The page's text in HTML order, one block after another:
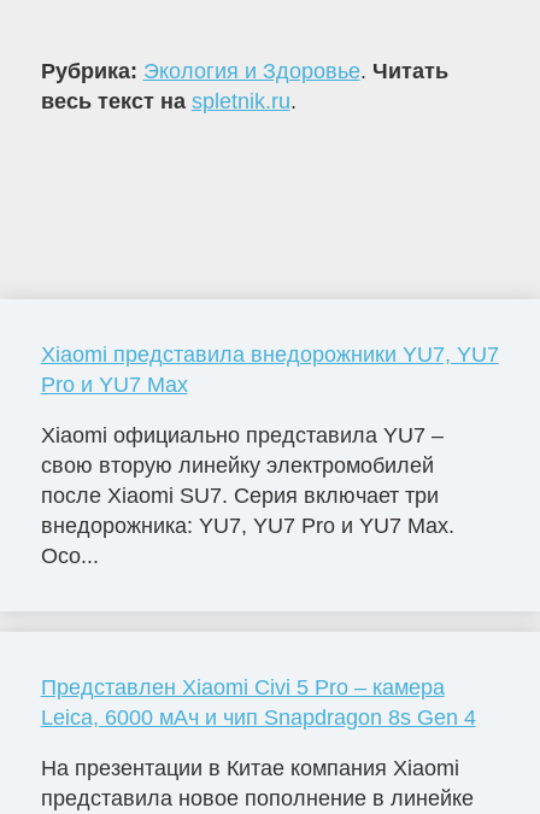
Рубрика: Экология и Здоровье. Читать
весь текст на spletnik.ru.
Xiaomi представила внедорожники YU7, YU7
Pro и YU7 Max
Xiaomi официально представила YU7 –
свою вторую линейку электромобилей
после Xiaomi SU7. Серия включает три
внедорожника: YU7, YU7 Pro и YU7 Max.
Осо...
Представлен Xiaomi Civi 5 Pro – камера
Leica, 6000 мАч и чип Snapdragon 8s Gen 4
На презентации в Китае компания Xiaomi
представила новое пополнение в линейке